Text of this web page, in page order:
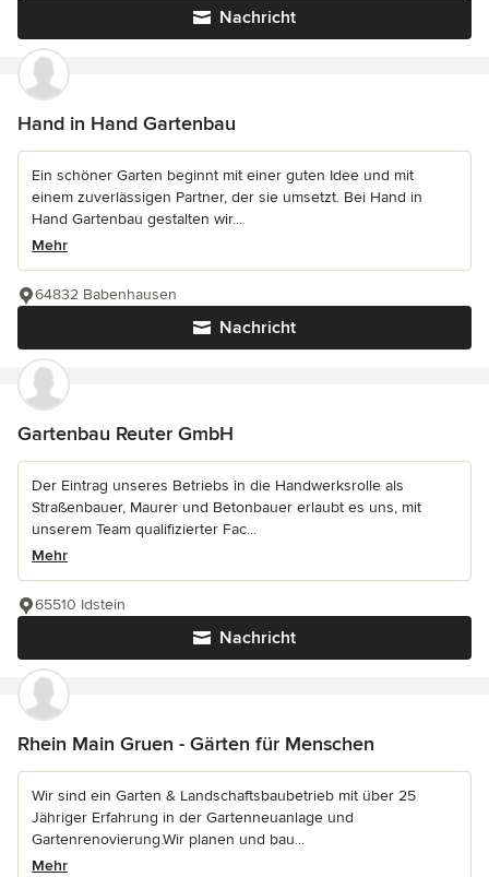
Nachricht
Hand in Hand Gartenbau
Ein schöner Garten beginnt mit einer guten Idee und mit
einem zuverlässigen Partner, der sie umsetzt. Bei Hand in
Hand Gartenbau gestalten wir...
Mehr
Nachricht
64832 Babenhausen
Gartenbau Reuter GmbH
Der Eintrag unseres Betriebs in die Handwerksrolle als
Straßenbauer, Maurer und Betonbauer erlaubt es uns, mit
unserem Team qualifizierter Fac...
Mehr
Nachricht
65510 Idstein
Rhein Main Gruen - Gärten für Menschen
Wir sind ein Garten & Landschaftsbaubetrieb mit über 25
Jähriger Erfahrung in der Gartenneuanlage und
Gartenrenovierung.Wir planen und bau...
Mehr